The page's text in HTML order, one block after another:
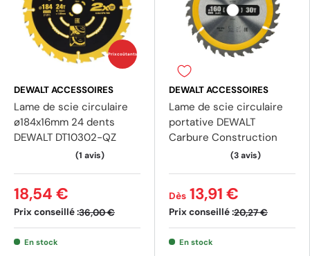
Prix coûtants
DEWALT ACCESSOIRES
Lame de scie circulaire
ø184x16mm 24 dents
DEWALT DT10302-QZ
Prix conseillé :36,00 €
18,54 €
En stock
DEWALT ACCESSOIRES
Lame de scie circulaire
portative DEWALT
Carbure Construction
Prix conseillé :20,27 €
Dès 13,91 €
En stock